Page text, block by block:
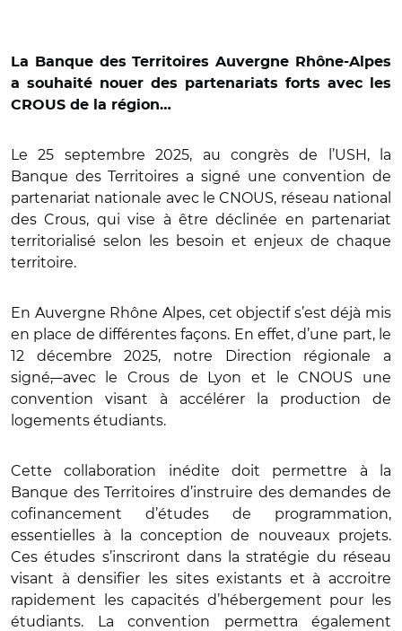
La Banque des Territoires Auvergne Rhône-Alpes
a souhaité nouer des partenariats forts avec les
CROUS de la région…
Le 25 septembre 2025, au congrès de l’USH, la
Banque des Territoires a signé une convention de
partenariat nationale avec le CNOUS, réseau national
des Crous, qui vise à être déclinée en partenariat
territorialisé selon les besoin et enjeux de chaque
territoire.
En Auvergne Rhône Alpes, cet objectif s’est déjà mis
en place de différentes façons. En effet, d’une part, le
12 décembre 2025, notre Direction régionale a
signé,avec le Crous de Lyon et le CNOUS une
convention visant à accélérer la production de
logements étudiants.
Cette collaboration inédite doit permettre à la
Banque des Territoires d’instruire des demandes de
cofinancement d’études de programmation,
essentielles à la conception de nouveaux projets.
Ces études s’inscriront dans la stratégie du réseau
visant à densifier les sites existants et à accroitre
rapidement les capacités d’hébergement pour les
étudiants. La convention permettra également